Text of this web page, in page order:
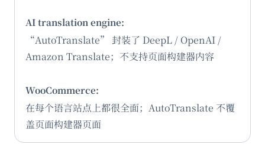
“AutoTranslate” 封装了 DeepL / OpenAI /
Amazon Translate；不支持页面构建器内容
在每个语言站点上都很全面；AutoTranslate 不覆
盖页面构建器页面